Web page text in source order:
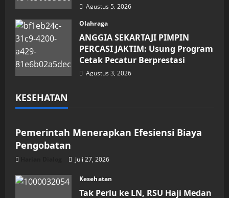
Agustus 5, 2026
Olahraga
ANGGIA SEKARTAJI PIMPIN
PERCASI JAKTIM: Usung Program
Cetak Pecatur Berprestasi
Agustus 3, 2026
KESEHATAN
Kesehatan
Pemerintah Menerapkan Efesiensi Biaya
Pengobatan
Juli 27, 2026
Kesehatan
Tak Perlu ke LN, RSU Haji Medan